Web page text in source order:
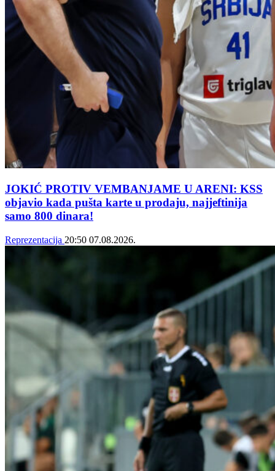
JOKIĆ PROTIV VEMBANJAME U ARENI: KSS
objavio kada pušta karte u prodaju, najjeftinija
samo 800 dinara!
Reprezentacija 20:50 07.08.2026.